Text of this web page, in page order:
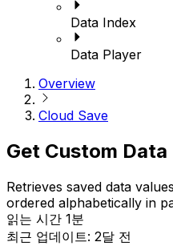
Data Index
Data Player
Overview
Cloud Save
Get Custom Data
Retrieves saved data
ordered alphabetically in
읽는 시간 1분
최근 업데이트: 2달 전